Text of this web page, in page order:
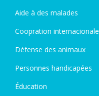
Aide à des malades
Coopration internacionale
Défense des animaux
Personnes handicapées
Éducation